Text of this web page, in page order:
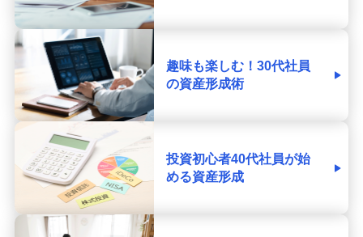
趣味も楽しむ！30代社員
の資産形成術
投資初心者40代社員が始
める資産形成